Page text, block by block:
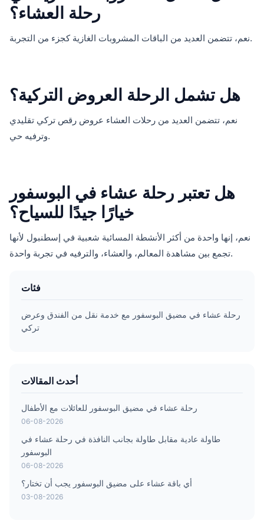
رحلة العشاء؟
نعم، تتضمن العديد من الباقات المشروبات الغازية كجزء من التجربة.
هل تشمل الرحلة العروض التركية؟
نعم، تتضمن العديد من رحلات العشاء عروض رقص تركي تقليدي
وترفيه حي.
هل تعتبر رحلة عشاء في البوسفور
خيارًا جيدًا للسياح؟
نعم، إنها واحدة من أكثر الأنشطة المسائية شعبية في إسطنبول لأنها
تجمع بين مشاهدة المعالم، والعشاء، والترفيه في تجربة واحدة.
فئات
رحلة عشاء في مضيق البوسفور مع خدمة نقل من الفندق وعرض
تركي
أحدث المقالات
رحلة عشاء في مضيق البوسفور للعائلات مع الأطفال
06-08-2026
طاولة عادية مقابل طاولة بجانب النافذة في رحلة عشاء في
البوسفور
06-08-2026
أي باقة عشاء على مضيق البوسفور يجب أن تختار؟
03-08-2026